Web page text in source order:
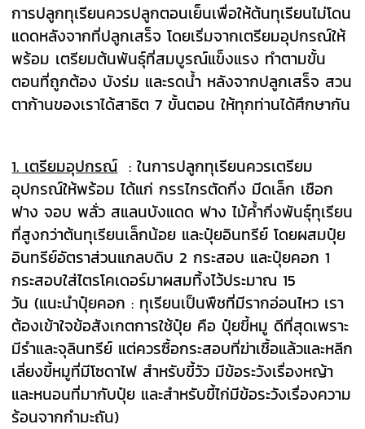
การปลูกทุเรียนควรปลูกตอนเย็นเพื่อให้ต้นทุเรียนไม่โดน
แดดหลังจากที่ปลูกเสร็จ โดยเริ่มจากเตรียมอุปกรณ์ให้
พร้อม เตรียมต้นพันธุ์ที่สมบูรณ์แข็งแรง ทำตามขั้น
ตอนที่ถูกต้อง บังร่ม และรดน้ำ หลังจากปลูกเสร็จ สวน
ตาก้านของเราได้สาธิต 7 ขั้นตอน ให้ทุกท่านได้ศึกษากัน
1. เตรียมอุปกรณ์ : ในการปลูกทุเรียนควรเตรียม
อุปกรณ์ให้พร้อม ได้แก่กรรไกรตัดกิ่ง มีดเล็ก เชือก
ฟาง จอบ พลั่ว สแลนบังแดด ฟางไม้ค้ำกิ่งพันธ์ุทุเรียน
ที่สูงกว่าต้นทุเรียนเล็กน้อย และปุ๋ยอินทรีย์โดยผสมปุ๋ย
อินทรีย์อัตราส่วนแกลบดิบ 2 กระสอบ และปุ๋ยคอก 1
กระสอบใส่ไตรโคเดอร์มาผสมทิ้งไว้ประมาณ 15
วัน(แนะนำปุ๋ยคอก : ทุเรียนเป็นพืชที่มีรากอ่อนไหว เรา
ต้องเข้าใจข้อสังเกตการใช้ปุ๋ย คือ ปุ๋ยขี้หมู ดีที่สุดเพราะ
มีรำและจุลินทรีย์ แต่ควรซื้อกระสอบที่ฆ่าเชื้อแล้วและหลีก
เลี่ยงขี้หมูที่มีโซดาไฟ สำหรับขี้วัว มีข้อระวังเรื่องหญ้า
และหนอนที่มากับปุ๋ย และสำหรับขี้ไก่มีข้อระวังเรื่องความ
ร้อนจากกำมะถัน)